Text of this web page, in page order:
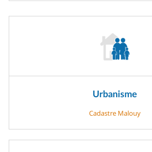
Urbanisme
Cadastre Malouy